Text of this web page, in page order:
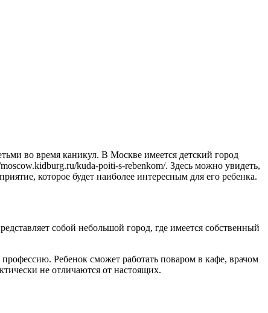
во время каникул. В Москве имеется детский город
kuda-poiti-s-rebenkom/. Здесь можно увидеть,
которое будет наиболее интересным для его ребенка.
собой небольшой город, где имеется собственный
Ребенок сможет работать поваром в кафе, врачом
не отличаются от настоящих.